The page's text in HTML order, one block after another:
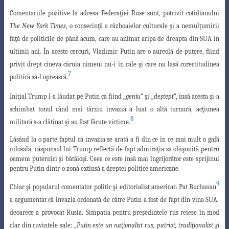
Comentariile pozitive la adresa Federaţiei Ruse sunt, potrivit cotidianului
The New York Times , o consecinţă a războaielor culturale şi a nemulţumirii
faţă de politicile de până acum, care au animat aripa de dreapta din SUA în
ultimii ani. În aceste cercuri, Vladimir Putin are o aureolă de putere, fiind
privit drept cineva căruia nimeni nu-i în cale şi care nu lasă corectitudinea
politică să-l oprească.7
Iniţial Trump l-a lăudat pe Putin ca fiind „geniu” şi „ deştept”, însă acesta şi-a
schimbat tonul când mai târziu invazia a luat o altă turnură, acţiunea
militară s-a clătinatşi au fost făcute victime.8
Lăsând la o parte faptul că invazia se arată a fi din ce în ce mai mult o gafă
colosală, răspunsul lui Trump reflectă de fapt admiraţia sa obişnuită pentru
oameni puternici şi bătăioşi. Ceea ce este însă mai îngrijorător este sprijinul
pentru Putin dintr-o zonă extinsă a dreptei politice americane.
Chiar şi popularul comentator politic şi editorialist american Pat Buchanan9
a argumentat că invazia ordonată de către Putin a fost de fapt din vina SUA,
deoarece a provocat Rusia. Simpatia pentru preşedintele rus reiese în mod
clar din cuvintele sale: „ Putin este un naţionalist rus, patriot, tradiţionalist şi